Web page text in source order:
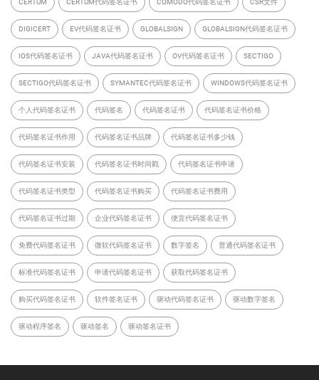
CERTUM CERTUM代码签名证书 COMODO代码签名证书 CSR文件
DIGICERT EV代码签名证书 GLOBALSIGN GLOBALSIGN代码签名证书
IOS代码签名证书 JAVA代码签名证书 OV代码签名证书 SECTIGO
SECTIGO代码签名证书 SYMANTEC代码签名证书 WINDOWS代码签名证书
个人代码签名证书 代码签名 代码签名证书 代码签名证书价格
代码签名证书作用 代码签名证书品牌 代码签名证书多少钱
代码签名证书安装 代码签名证书时间戳 代码签名证书申请
代码签名证书类型 代码签名证书购买 代码签名证书费用
代码签名证书过期 企业代码签名证书 便宜代码签名证书
免费代码签名证书 微软代码签名证书 数字签名 普通代码签名证书
标准代码签名证书 申请代码签名证书 获取代码签名证书
购买代码签名证书 软件签名证书 驱动代码签名证书 驱动数字签名
驱动程序签名 驱动签名 驱动签名证书